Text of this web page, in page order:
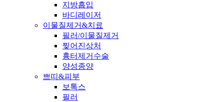
지방흡입
바디레이저
이물질제거&치료
필러/이물질제거
찢어진상처
흉터제거수술
양성종양
쁘띠&피부
보톡스
필러